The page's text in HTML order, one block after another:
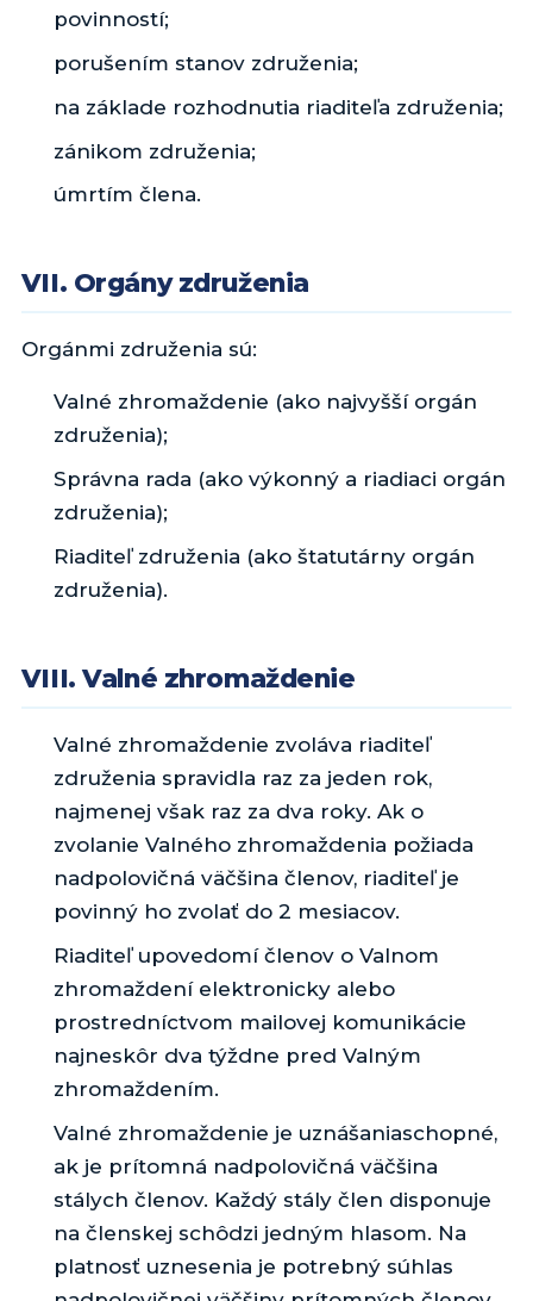
povinností;
porušením stanov združenia;
na základe rozhodnutia riaditeľa združenia;
zánikom združenia;
úmrtím člena.
VII. Orgány združenia
Orgánmi združenia sú:
Valné zhromaždenie (ako najvyšší orgán
združenia);
Správna rada (ako výkonný a riadiaci orgán
združenia);
Riaditeľ združenia (ako štatutárny orgán
združenia).
VIII. Valné zhromaždenie
Valné zhromaždenie zvoláva riaditeľ
združenia spravidla raz za jeden rok,
najmenej však raz za dva roky. Ak o
zvolanie Valného zhromaždenia požiada
nadpolovičná väčšina členov, riaditeľ je
povinný ho zvolať do 2 mesiacov.
Riaditeľ upovedomí členov o Valnom
zhromaždení elektronicky alebo
prostredníctvom mailovej komunikácie
najneskôr dva týždne pred Valným
zhromaždením.
Valné zhromaždenie je uznášaniaschopné,
ak je prítomná nadpolovičná väčšina
stálych členov. Každý stály člen disponuje
na členskej schôdzi jedným hlasom. Na
platnosť uznesenia je potrebný súhlas